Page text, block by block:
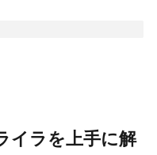
イラを上手に解